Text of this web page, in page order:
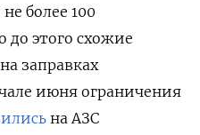
более 100
до этого схожие
на заправках
июня ограничения
на АЗС